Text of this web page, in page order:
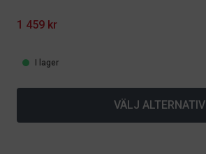
1 459 kr
I lager
VÄLJ ALTERNATIV